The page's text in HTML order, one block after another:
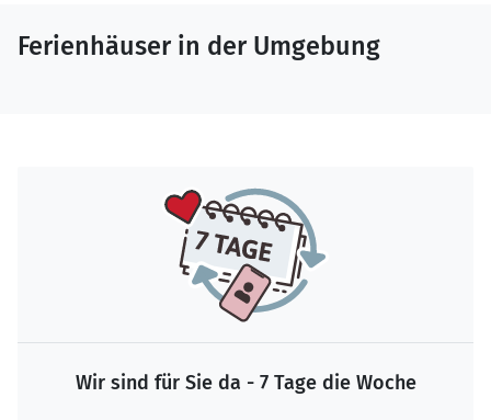
Ferienhäuser in der Umgebung
Wir sind für Sie da - 7 Tage die Woche